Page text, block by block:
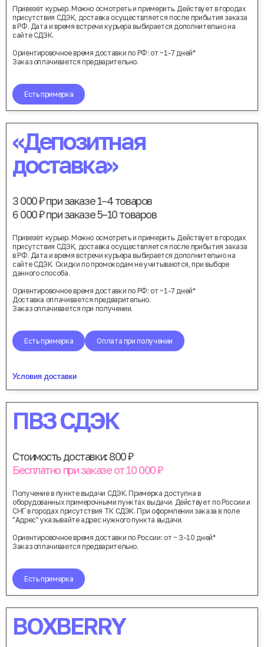
Привезёт курьер. Можно осмотреть и примерить. Действует в городах
присутствия СДЭК, доставка осуществляется после прибытия заказа
в РФ. Дата и время встречи курьера выбирается дополнительно на
сайте СДЭК.
Ориентировочное время доставки по РФ: от ~1-7 дней*
Заказ оплачивается предварительно.
Есть примерка
«Депозитная
доставка»
3 000 ₽ при заказе 1–4 товаров
6 000 ₽ при заказе 5–10 товаров
Привезёт курьер. Можно осмотреть и примерить. Действует в городах
присутствия СДЭК, доставка осуществляется после прибытия заказа
в РФ. Дата и время встречи курьера выбирается дополнительно на
сайте СДЭК. Скидки по промокодам не учитываются, при выборе
данного способа.
Ориентировочное время доставки по РФ: от ~1-7 дней*
Доставка оплачивается предварительно.
Заказ оплачивается при получении.
Есть примерка Оплата при получении
Условия доставки
ПВЗ СДЭК
Стоимость доставки: 800 ₽
Бесплатно при заказе от 10 000 ₽
Получение в пункте выдачи СДЭК. Примерка доступна в
оборудованных примерочными пунктах выдачи. Действует по России и
СНГ в городах присутствия ТК СДЭК. При оформлении заказа в поле
"Адрес" указывайте адрес нужного пункта выдачи.
Ориентировочное время доставки по России: от ~ 3-10 дней*
Заказ оплачивается предварительно.
Есть примерка
BOXBERRY